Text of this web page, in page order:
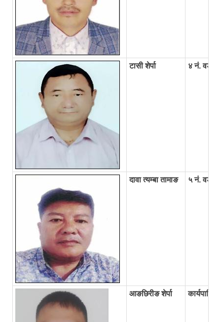
टासी शेर्पा ४ नं. वडा
दावा त्यम्बा तामाङ ५ नं. वडा
आङछिरीङ शेर्पा